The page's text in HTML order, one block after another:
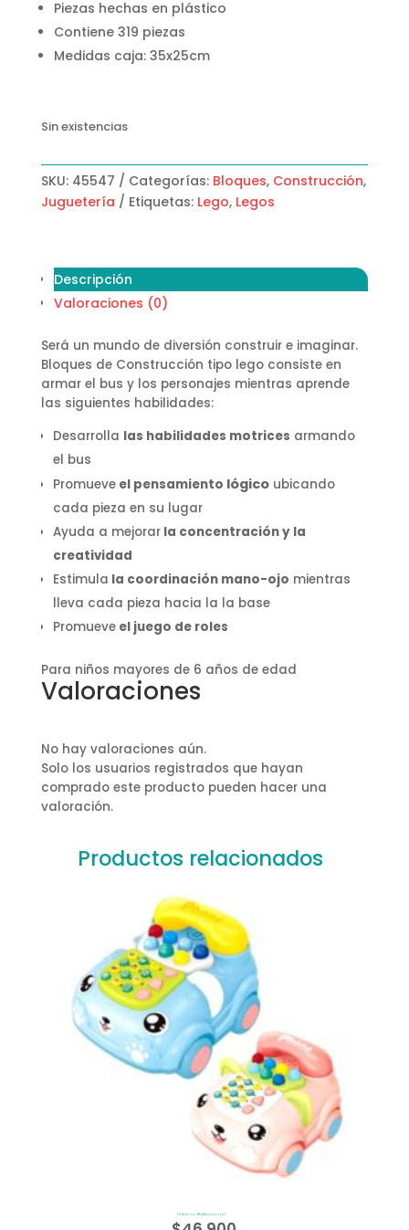
Piezas hechas en plástico
Contiene 319 piezas
Medidas caja: 35x25cm
Sin existencias
SKU: 45547 Categorías: Bloques, Construcción,
Juguetería
Etiquetas: Lego, Legos
Descripción
Valoraciones (0)
Será un mundo de diversión construir e imaginar.
Bloques de Construcción tipo lego consiste en
armar el bus y los personajes mientras aprende
las siguientes habilidades:
Desarrolla las habilidades motrices armando
el bus
Promueve el pensamiento lógico ubicando
cada pieza en su lugar
Ayuda a mejorar la concentración y la
creatividad
Estimula la coordinación mano-ojo mientras
lleva cada pieza hacia la la base
Promueve el juego de roles
Para niños mayores de 6 años de edad
Valoraciones
No hay valoraciones aún.
Solo los usuarios registrados que hayan
comprado este producto pueden hacer una
valoración.
Productos relacionados
Teléfono Multifuncional